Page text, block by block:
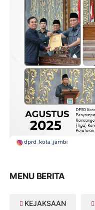
MENU BERITA
KEJAKSAAN